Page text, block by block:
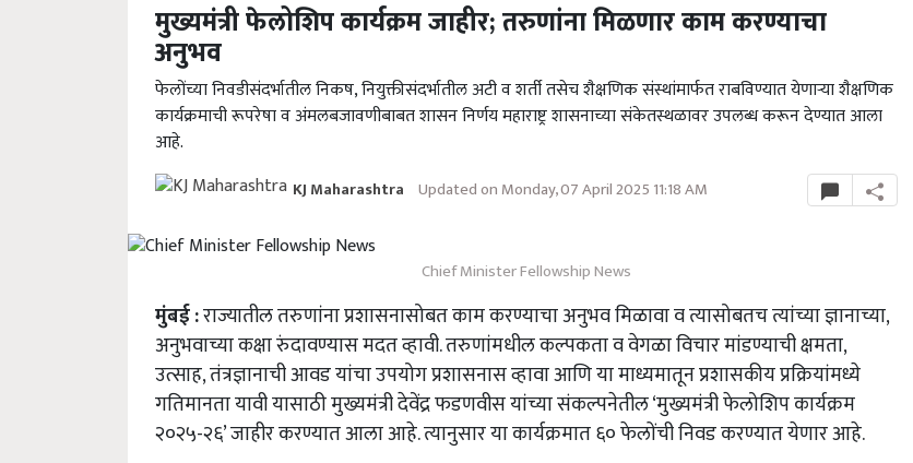
मुख्यमंत्री फेलोशिप कार्यक्रम जाहीर; तरुणांना मिळणार काम करण्याचा
अनुभव
फेलोंच्या निवडीसंदर्भातील निकष, नियुक्तीसंदर्भातील अटी व शर्ती तसेच शैक्षणिक संस्थांमार्फत राबविण्यात येणाऱ्या शैक्षणिक
कार्यक्रमाची रूपरेषा व अंमलबजावणीबाबत शासन निर्णय महाराष्ट्र शासनाच्या संकेतस्थळावर उपलब्ध करून देण्यात आला
आहे.
KJ Maharashtra Updated on Monday, 07 April 2025 11:18 AM
Chief Minister Fellowship News
मुंबई:राज्यातीलतरुणांनाप्रशासनासोबतकामकरण्याचाअनुभवमिळावावत्यासोबतचत्यांच्याज्ञानाच्या,
अनुभवाच्याकक्षारुंदावण्यासमदतव्हावी.तरुणांमधीलकल्पकताववेगळाविचारमांडण्याचीक्षमता,
उत्साह,तंत्रज्ञानाचीआवडयांचाउपयोगप्रशासनासव्हावाआणियामाध्यमातूनप्रशासकीयप्रक्रियांमध्ये
गतिमानतायावीयासाठीमुख्यमंत्रीदेवेंद्रफडणवीसयांच्यासंकल्पनेतील‘मुख्यमंत्रीफेलोशिपकार्यक्रम
२०२५-२६’जाहीरकरण्यातआलाआहे.त्यानुसारयाकार्यक्रमात६०फेलोंचीनिवडकरण्यातयेणारआहे.